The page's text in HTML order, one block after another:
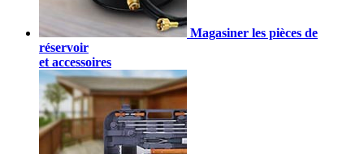
Magasiner les pièces de
réservoir
et accessoires